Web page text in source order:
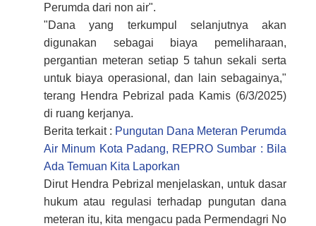
Perumda dari non air".
"Dana yang terkumpul selanjutnya akan
digunakan sebagai biaya pemeliharaan,
pergantian meteran setiap 5 tahun sekali serta
untuk biaya operasional, dan lain sebagainya,"
terang Hendra Pebrizal pada Kamis (6/3/2025)
di ruang kerjanya.
Berita terkait : Pungutan Dana Meteran Perumda
Air Minum Kota Padang, REPRO Sumbar : Bila
Ada Temuan Kita Laporkan
Dirut Hendra Pebrizal menjelaskan, untuk dasar
hukum atau regulasi terhadap pungutan dana
meteran itu, kita mengacu pada Permendagri No